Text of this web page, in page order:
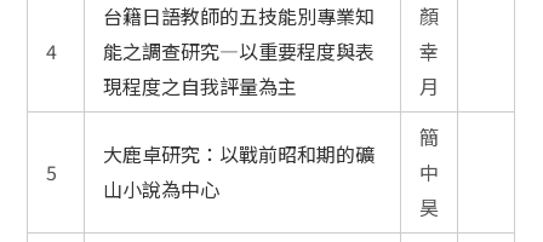
4
台籍日語教師的五技能別專業知
能之調查研究―以重要程度與表
現程度之自我評量為主
顏
幸
月
5
大鹿卓研究：以戰前昭和期的礦
山小說為中心
簡
中
昊